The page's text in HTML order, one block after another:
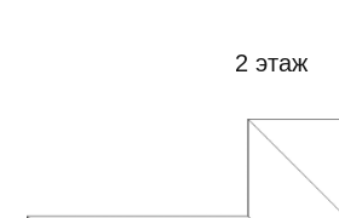
Фасады, внешняя отделка и планировка
видео о проекте